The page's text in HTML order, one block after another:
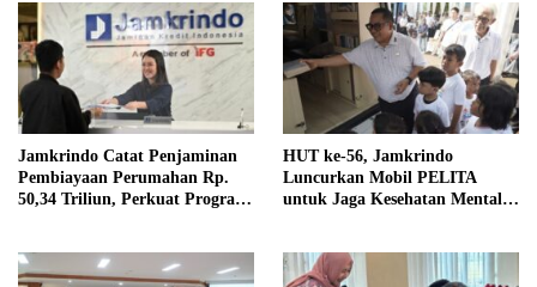
Jamkrindo Catat Penjaminan
Pembiayaan Perumahan Rp.
50,34 Triliun, Perkuat Program
HUT ke-56, Jamkrindo
Luncurkan Mobil PELITA
untuk Jaga Kesehatan Mental